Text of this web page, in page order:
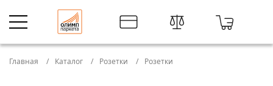
Главная Каталог Розетки Розетки